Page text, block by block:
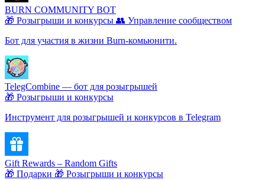
BURN COMMUNITY BOT
🎁 Розыгрыши и конкурсы 👥 Управление сообществом
Бот для участия в жизни Burn-комьюнити.
TelegCombine — бот для розыгрышей
🎁 Розыгрыши и конкурсы
Инструмент для розыгрышей и конкурсов в Telegram
Gift Rewards – Random Gifts
🎁 Подарки 🎁 Розыгрыши и конкурсы